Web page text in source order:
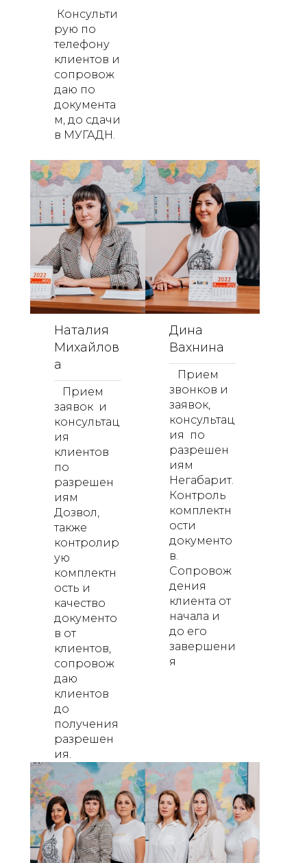
Консульти
рую по
телефону
клиентов и
сопровож
даю по
документа
м, до сдачи
в МУГАДН.
Наталия
Михайлов
а
Прием
заявок и
консультац
ия
клиентов
по
разрешен
иям
Дозвол,
также
контролир
ую
комплектн
ость и
качество
документо
в от
клиентов,
сопровож
даю
клиентов
до
получения
разрешен
ия.
Дина
Вахнина
Прием
звонков и
заявок,
консультац
ия по
разрешен
иям
Негабарит.
Контроль
комплектн
ости
документо
в.
Сопровож
дения
клиента от
начала и
до его
завершени
я